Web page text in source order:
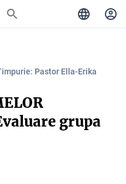
Pastor Ella-Erika
grupa